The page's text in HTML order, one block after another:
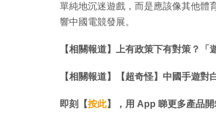
單純地沉迷遊戲，而是應該像其他體
響中國電競發展。
【相關報道】上有政策下有對策？
【相關報道】【超奇怪】中國手遊
即刻【按此】，用 App 睇更多產品